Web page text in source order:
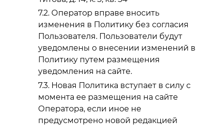
Оператор вправе вносить
изменения в Политику без согласия
Пользователя. Пользователи будут
уведомлены о внесении изменений в
Политику путем размещения
уведомления на сайте.
Новая Политика вступает в силу с
момента ее размещения на сайте
Оператора, если иное не
предусмотрено новой редакцией